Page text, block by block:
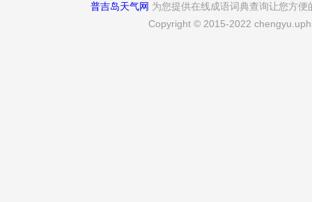
普吉岛天气网 为您提供在线成语词典查询让您方
Copyright © 2015-2022